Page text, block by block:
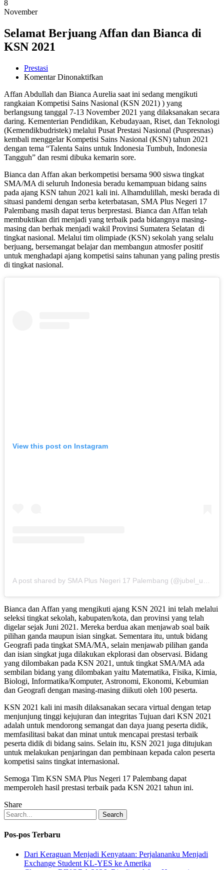
8
November
Selamat Berjuang Affan dan Bianca di
KSN 2021
Prestasi
Komentar Dinonaktifkan
Berjuang
Affan
dan
Bianca
di
KSN
2021
Affan Abdullah dan Bianca Aurelia saat ini sedang mengikuti
rangkaian Kompetisi Sains Nasional (KSN 2021) ) yang
berlangsung tanggal 7-13 November 2021 yang dilaksanakan secara
daring. Kementerian Pendidikan, Kebudayaan, Riset, dan Teknologi
(Kemendikbudristek) melalui Pusat Prestasi Nasional (Puspresnas)
kembali menggelar Kompetisi Sains Nasional (KSN) tahun 2021
dengan tema “Talenta Sains untuk Indonesia Tumbuh, Indonesia
Tangguh” dan resmi dibuka kemarin sore.
Bianca dan Affan akan berkompetisi bersama 900 siswa tingkat
SMA/MA di seluruh Indonesia beradu kemampuan bidang sains
pada ajang KSN tahun 2021 kali ini. Alhamdulillah, meski berada di
situasi pandemi dengan serba keterbatasan, SMA Plus Negeri 17
Palembang masih dapat terus berprestasi. Bianca dan Affan telah
membuktikan diri menjadi yang terbaik pada bidangnya masing-
masing dan berhak menjadi wakil Provinsi Sumatera Selatan di
tingkat nasional. Melalui tim olimpiade (KSN) sekolah yang selalu
berjuang, bersemangat belajar dan membangun atmosfer positif
untuk menghadapi ajang kompetisi sains tahunan yang paling prestis
di tingkat nasional.
View this post on Instagram
Bianca dan Affan yang mengikuti ajang KSN 2021 ini telah melalui
seleksi tingkat sekolah, kabupaten/kota, dan provinsi yang telah
digelar sejak Juni 2021. Mereka berdua akan menjawab soal baik
pilihan ganda maupun isian singkat. Sementara itu, untuk bidang
Geografi pada tingkat SMA/MA, selain menjawab pilihan ganda
dan isian singkat juga dilakukan ekplorasi dan observasi. Bidang
yang dilombakan pada KSN 2021, untuk tingkat SMA/MA ada
sembilan bidang yang dilombakan yaitu Matematika, Fisika, Kimia,
Biologi, Informatika/Komputer, Astronomi, Ekonomi, Kebumian
dan Geografi dengan masing-masing diikuti oleh 100 peserta.
KSN 2021 kali ini masih dilaksanakan secara virtual dengan tetap
menjunjung tinggi kejujuran dan integritas Tujuan dari KSN 2021
adalah untuk mendorong semangat dan daya juang peserta didik,
memfasilitasi bakat dan minat untuk mencapai prestasi terbaik
peserta didik di bidang sains. Selain itu, KSN 2021 juga ditujukan
untuk melakukan penjaringan dan pembinaan kepada calon peserta
kompetisi sains tingkat internasional.
Semoga Tim KSN SMA Plus Negeri 17 Palembang dapat
memperoleh hasil prestasi terbaik pada KSN 2021 tahun ini.
Share
Search
Pos-pos Terbaru
Dari Keraguan Menjadi Kenyataan: Perjalananku Menjadi
Exchange Student KL-YES ke Amerika